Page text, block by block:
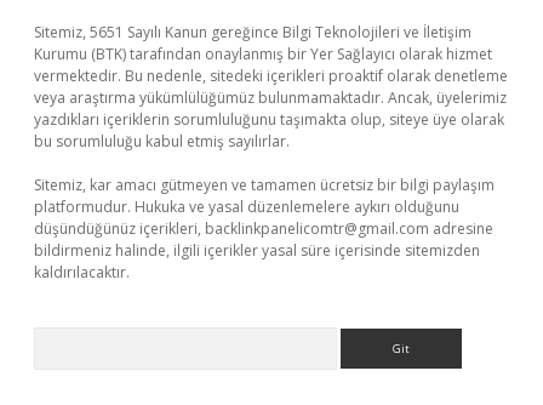
Sitemiz, 5651 Sayılı Kanun gereğince Bilgi Teknolojileri ve İletişim
Kurumu (BTK) tarafından onaylanmış bir Yer Sağlayıcı olarak hizmet
vermektedir. Bu nedenle, sitedeki içerikleri proaktif olarak denetleme
veya araştırma yükümlülüğümüz bulunmamaktadır. Ancak, üyelerimiz
yazdıkları içeriklerin sorumluluğunu taşımakta olup, siteye üye olarak
bu sorumluluğu kabul etmiş sayılırlar.
Sitemiz, kar amacı gütmeyen ve tamamen ücretsiz bir bilgi paylaşım
platformudur. Hukuka ve yasal düzenlemelere aykırı olduğunu
düşündüğünüz içerikleri, backlinkpanelicomtr@gmail.com adresine
bildirmeniz halinde, ilgili içerikler yasal süre içerisinde sitemizden
kaldırılacaktır.